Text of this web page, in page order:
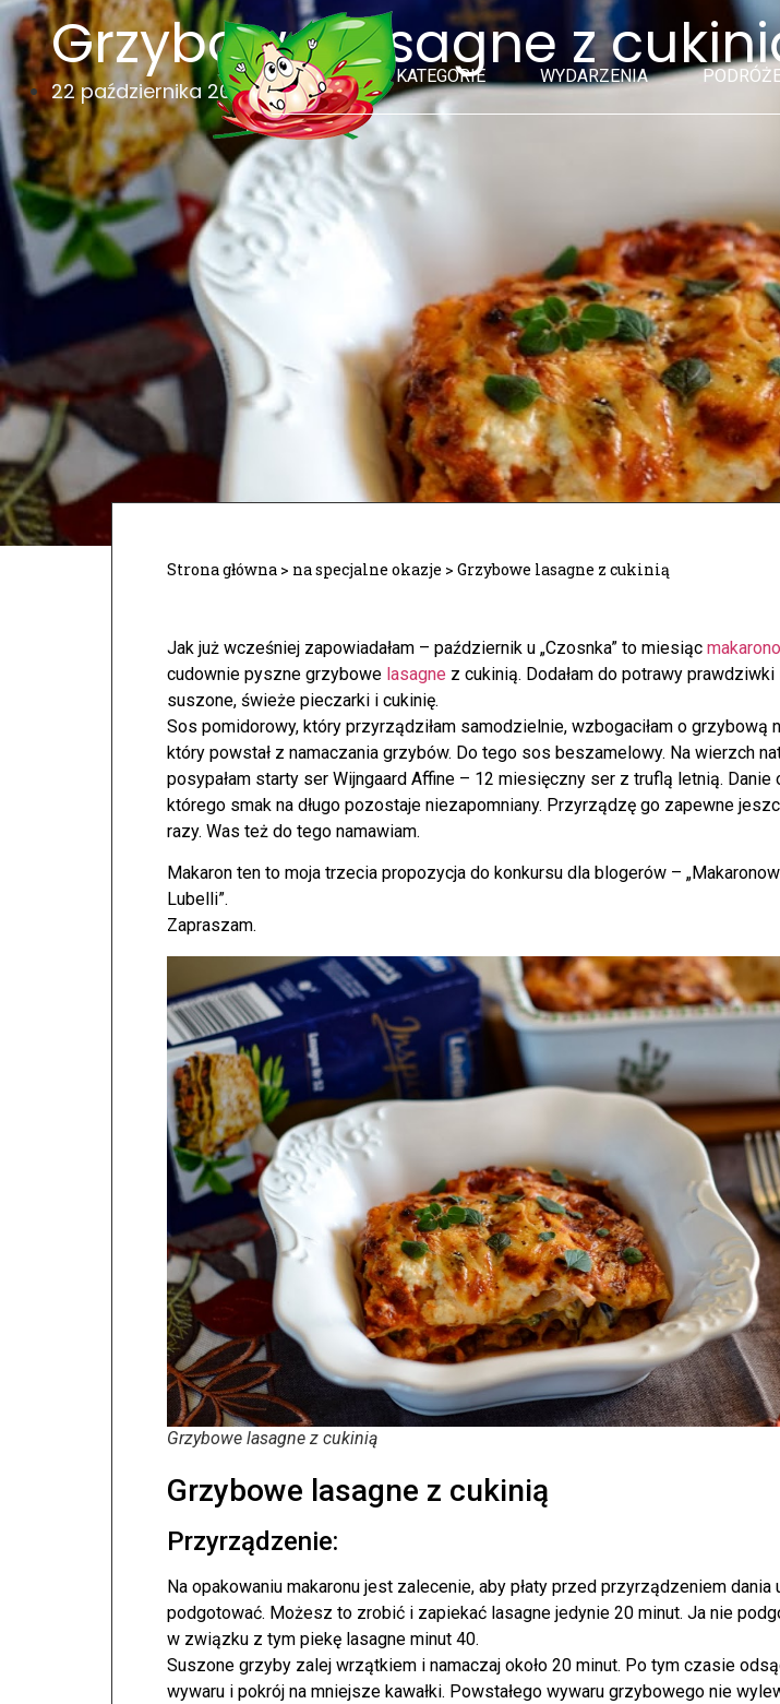
KATEGORIE WYDARZENIA
Grzybowe lasagne z
22 października 2013
Strona główna > na specjalne okazje > Grzybowe lasagne z cukinią
Jak już wcześniej zapowiadałam – październik u „Czosnka” to miesiąc
cudownie pyszne grzybowe lasagne z cukinią. Dodałam do potrawy
suszone, świeże pieczarki i cukinię.
Sos pomidorowy, który przyrządziłam samodzielnie, wzbogaciłam o grzybową
który powstał z namaczania grzybów. Do tego sos beszamelowy. Na wierzch
posypałam starty ser Wijngaard Affine – 12 miesięczny ser z truflą letnią. Danie
którego smak na długo pozostaje niezapomniany. Przyrządzę go zapewne
razy. Was też do tego namawiam.
Makaron ten to moja trzecia propozycja do konkursu dla blogerów –
Lubelli”.
Zapraszam.
Grzybowe lasagne z cukinią
Grzybowe lasagne z cukinią
Przyrządzenie:
Na opakowaniu makaronu jest zalecenie, aby płaty przed przyrządzeniem dania
podgotować. Możesz to zrobić i zapiekać lasagne jedynie 20 minut. Ja nie
w związku z tym piekę lasagne minut 40.
Suszone grzyby zalej wrzątkiem i namaczaj około 20 minut. Po tym czasie
wywaru i pokrój na mniejsze kawałki. Powstałego wywaru grzybowego nie